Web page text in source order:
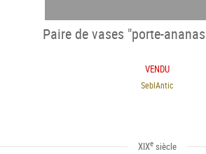
Paire de vases "porte-
VENDU
SeblAntic
XIXesiècle